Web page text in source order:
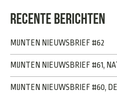
RECENTE BERICHTEN
MIJNTEN NIEUWSBRIEF #62
MIJNTEN NIEUWSBRIEF #61,
MIJNTEN NIEUWSBRIEF #60,